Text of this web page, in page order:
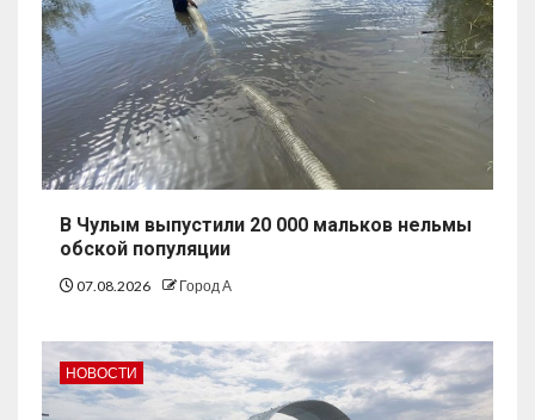
В Чулым выпустили 20 000 мальков нельмы
обской популяции
07.08.2026 Город А
НОВОСТИ